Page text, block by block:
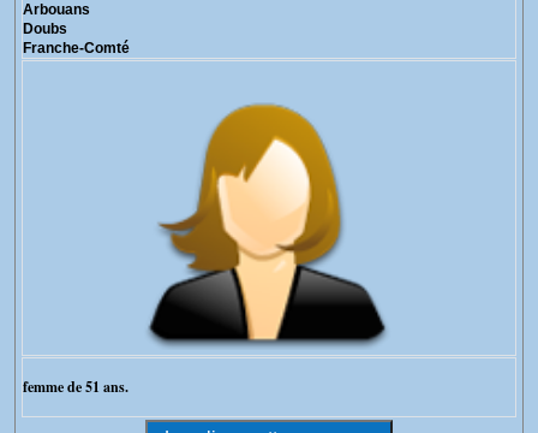
Arbouans
Doubs
Franche-Comté
femme de 51 ans.